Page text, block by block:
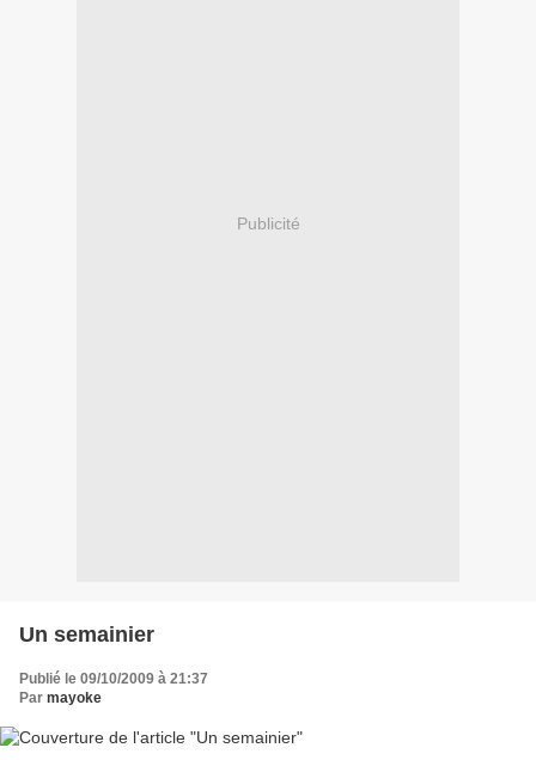
Publicité
Un semainier
Publié le 09/10/2009 à 21:37
Par mayoke